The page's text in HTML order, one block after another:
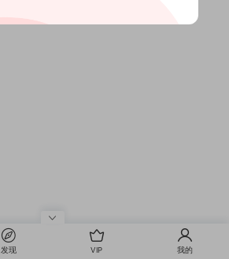
发现 VIP 我的